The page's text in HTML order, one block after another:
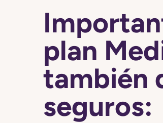
plan
también
seguros: